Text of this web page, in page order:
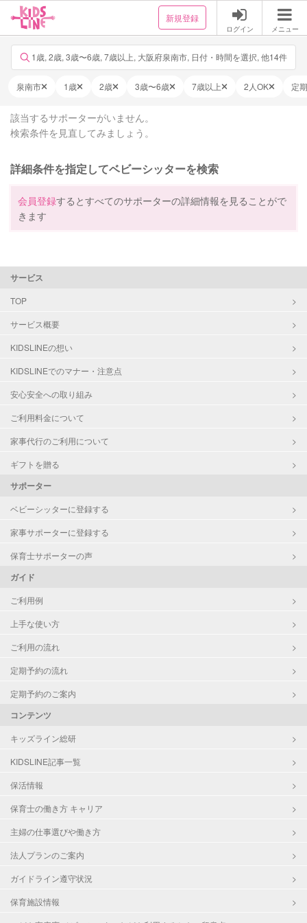
新規登録
ログイン メニュー
1歳, 2歳, 3歳〜6歳, 7歳以上, 大阪府泉南市, 日付・時間を選択, 他14件
泉南市 1歳 2歳 3歳〜6歳 7歳以上 2人OK 定
該当するサポーターがいません。
検索条件を見直してみましょう。
詳細条件を指定してベビーシッターを検索
会員登録するとすべてのサポーターの詳細情報を見ることがで
きます
サービス
TOP
サービス概要
KIDSLINEの想い
KIDSLINEでのマナー・注意点
安心安全への取り組み
ご利用料金について
家事代行のご利用について
ギフトを贈る
サポーター
ベビーシッターに登録する
家事サポーターに登録する
保育士サポーターの声
ガイド
ご利用例
上手な使い方
ご利用の流れ
定期予約の流れ
定期予約のご案内
コンテンツ
キッズライン総研
KIDSLINE記事一覧
保活情報
保育士の働き方 キャリア
主婦の仕事選びや働き方
法人プランのご案内
ガイドライン遵守状況
保育施設情報